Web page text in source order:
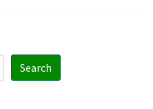
Search